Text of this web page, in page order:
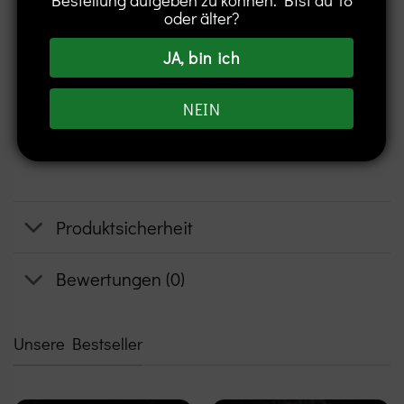
essen, trinken oder rauchen. Freisetzung
in die Umwelt vermeiden. Mund
ausspülen. Unter Verschluss
aufbewahren. Inhalt/Behälter in einer
geeigneten Recycling- oder
Produktsicherheit
Bewertungen (0)
Unsere Bestseller
oder älter?
JA, bin ich
NEIN